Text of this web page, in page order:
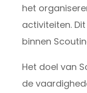
het
activiteiten.
binnen
Het doel van
de